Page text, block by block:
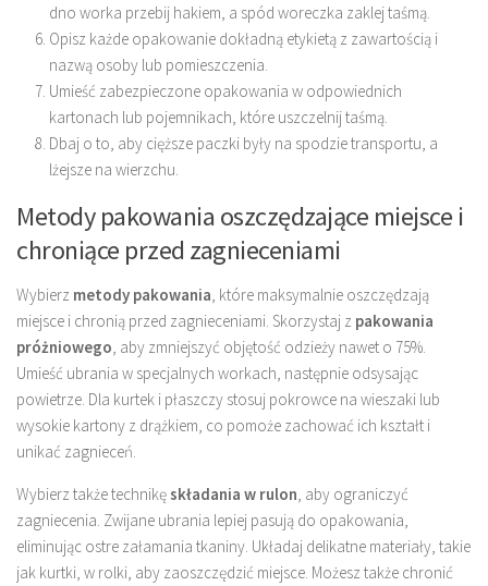
dno worka przebij hakiem, a spód woreczka zaklej taśmą.
Opisz każde opakowanie dokładną etykietą z zawartością i
nazwą osoby lub pomieszczenia.
Umieść zabezpieczone opakowania w odpowiednich
kartonach lub pojemnikach, które uszczelnij taśmą.
Dbaj o to, aby cięższe paczki były na spodzie transportu, a
lżejsze na wierzchu.
Metody pakowania oszczędzające miejsce i
chroniące przed zagnieceniami
Wybierz metody pakowania , które maksymalnie oszczędzają
miejsce i chronią przed zagnieceniami. Skorzystaj z pakowania
próżniowego , aby zmniejszyć objętość odzieży nawet o 75%.
Umieść ubrania w specjalnych workach, następnie odsysając
powietrze. Dla kurtek i płaszczy stosuj pokrowce na wieszaki lub
wysokie kartony z drążkiem, co pomoże zachować ich kształt i
unikać zagnieceń.
Wybierz także technikęskładania w rulon , aby ograniczyć
zagniecenia. Zwijane ubrania lepiej pasują do opakowania,
eliminując ostre załamania tkaniny. Układaj delikatne materiały, takie
jak kurtki, w rolki, aby zaoszczędzić miejsce. Możesz także chronić